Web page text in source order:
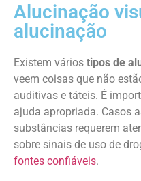
Alucinação
alucinação
Existem vários tipos de
veem coisas que não
auditivas e táteis. É
ajuda apropriada. Casos
substâncias requerem
sobre sinais de uso de
fontes confiáveis.